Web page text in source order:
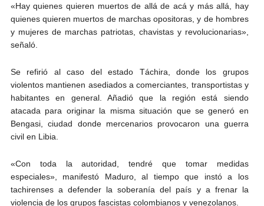
«Hay quienes quieren muertos de allá de acá y más allá, hay
quienes quieren muertos de marchas opositoras, y de hombres
y mujeres de marchas patriotas, chavistas y revolucionarias»,
señaló.
Se refirió al caso del estado Táchira, donde los grupos
violentos mantienen asediados a comerciantes, transportistas y
habitantes en general. Añadió que la región está siendo
atacada para originar la misma situación que se generó en
Bengasi, ciudad donde mercenarios provocaron una guerra
civil en Libia.
«Con toda la autoridad, tendré que tomar medidas
especiales», manifestó Maduro, al tiempo que instó a los
tachirenses a defender la soberanía del país y a frenar la
violencia de los grupos fascistas colombianos y venezolanos.